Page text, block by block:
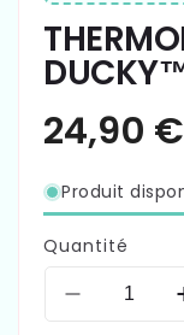
Produit
Quantité
Réduire